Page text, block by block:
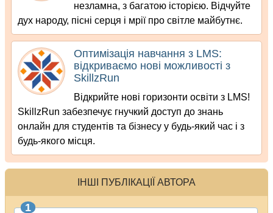
незламна, з багатою історією. Відчуйте
дух народу, пісні серця і мрії про світле майбутнє.
Оптимізація навчання з LMS:
відкриваємо нові можливості з
SkillzRun
Відкрийте нові горизонти освіти з LMS!
SkillzRun забезпечує гнучкий доступ до знань
онлайн для студентів та бізнесу у будь-який час і з
будь-якого місця.
ІНШІ ПУБЛІКАЦІЇ АВТОРА